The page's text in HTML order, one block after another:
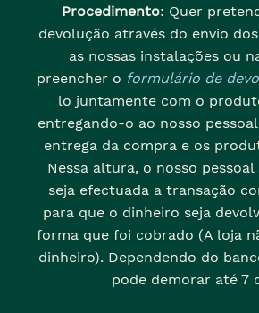
Procedimento: Quer
devolução através do envio
as nossas instalações ou
preencher o formulário de
lo juntamente com o
entregando-o ao nosso
entrega da compra e os
Nessa altura, o nosso
seja efectuada a transação
para que o dinheiro seja
forma que foi cobrado (A loja
dinheiro). Dependendo do
pode demorar até 7